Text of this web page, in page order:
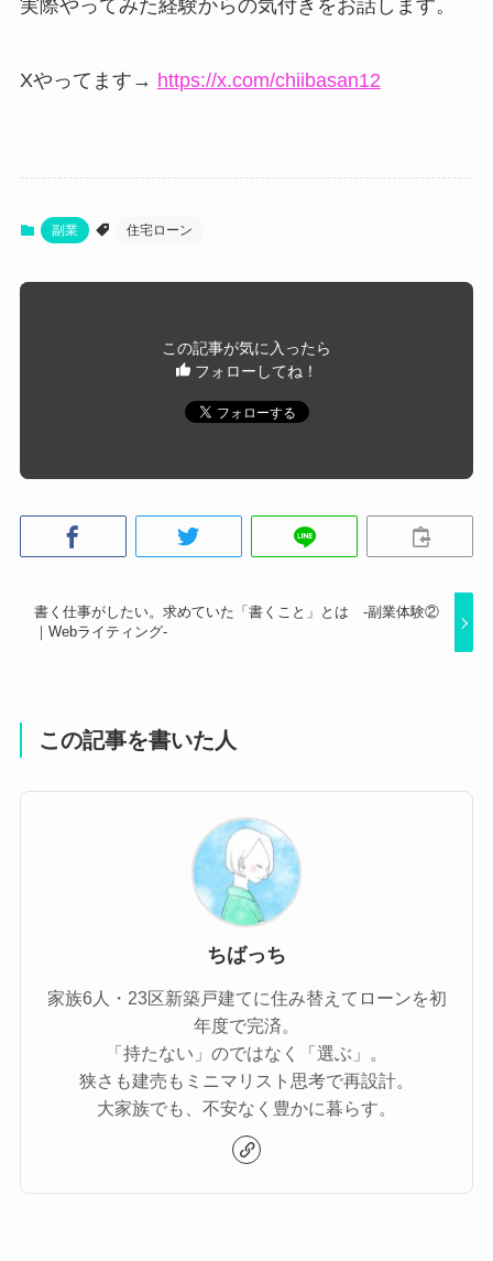
実際やってみた経験からの気付きをお話します。
Xやってます→ https://x.com/chiibasan12
副業 住宅ローン
この記事が気に入ったら
フォローしてね！
書く仕事がしたい。求めていた「書くこと」とは -副業体験②
｜Webライティング-
この記事を書いた人
ちばっち
家族6人・23区新築戸建てに住み替えてローンを初
年度で完済。
「持たない」のではなく「選ぶ」。
狭さも建売もミニマリスト思考で再設計。
大家族でも、不安なく豊かに暮らす。